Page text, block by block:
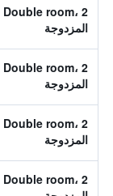
المزدوجة
المزدوجة
المزدوجة